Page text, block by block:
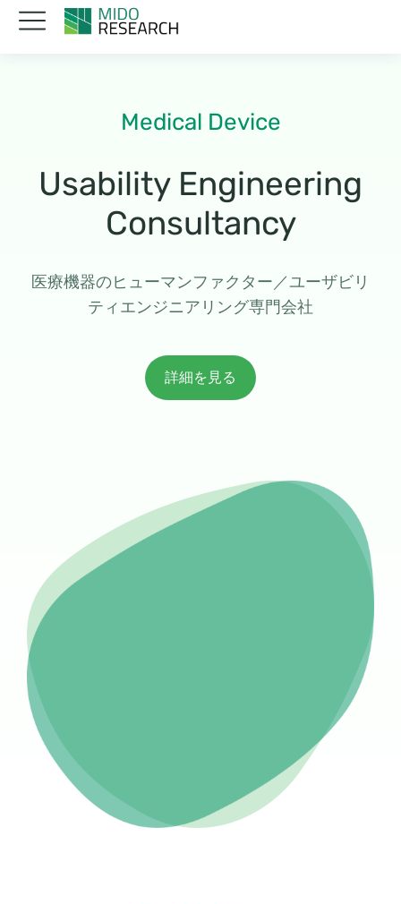
Medical Device
Usability Engineering
Consultancy
医療機器のヒューマンファクター／ユーザビリ
ティエンジニアリング専門会社
詳細を見る